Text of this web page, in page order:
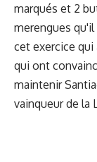
marqués et 2
merengues
cet exercice qui
qui ont
maintenir
vainqueur de la